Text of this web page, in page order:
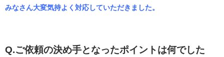
みなさん大変気持よく対応していただきました。
Q.ご依頼の決め手となったポイントは何でした